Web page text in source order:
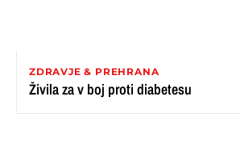
ZDRAVJE & PREHRANA
Živila za v boj proti diabetesu